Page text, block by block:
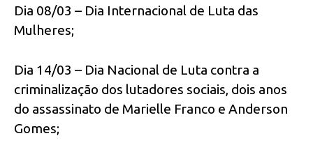
Dia 08/03 – Dia Internacional de Luta das
Mulheres;
Dia 14/03 – Dia Nacional de Luta contra a
criminalização dos lutadores sociais, dois anos
do assassinato de Marielle Franco e Anderson
Gomes;